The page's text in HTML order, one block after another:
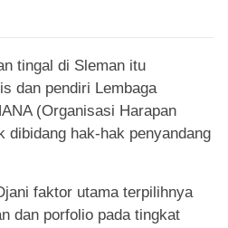
tingal di Sleman itu
dan pendiri Lembaga
(Organisasi Harapan
dibidang hak-hak penyandang
faktor utama terpilihnya
dan porfolio pada tingkat